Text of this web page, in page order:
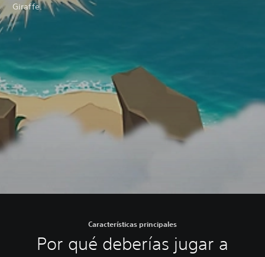
Giraffe.
Características principales
Por qué deberías jugar a